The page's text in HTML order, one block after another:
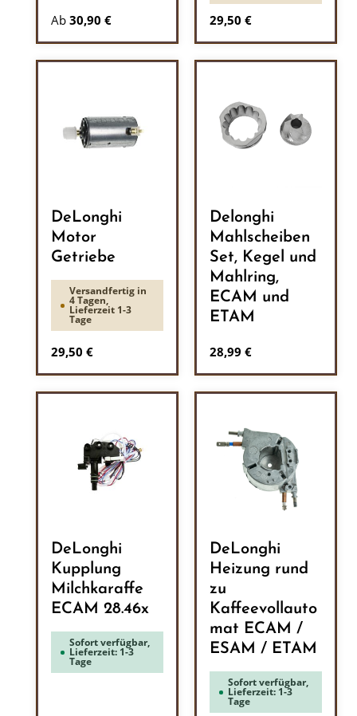
Ab 30,90 € Regulärer Preis:
29,50 €
DeLonghi
Motor
Getriebe
Versandfertig in
4 Tagen,
Lieferzeit 1-3
Tage
Regulärer Preis:
29,50 €
Delonghi
Mahlscheiben
Set, Kegel und
Mahlring,
ECAM und
ETAM
Regulärer Preis:
28,99 €
DeLonghi
Kupplung
Milchkaraffe
ECAM 28.46x
Sofort verfügbar,
Lieferzeit: 1-3
Tage
DeLonghi
Heizung rund
zu
Kaffeevollauto
mat ECAM /
ESAM / ETAM
Sofort verfügbar,
Lieferzeit: 1-3
Tage